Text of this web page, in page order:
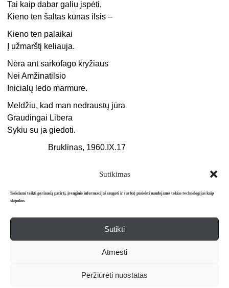
Sutikimas
Siekdami teikti geriausią patirtį, įrenginio informacijai saugoti ir (arba) pasiekti naudojame tokias technologijas kaip
slapukus.
Sutikti
Atmesti
Peržiūrėti nuostatas
Tai kaip dabar galiu įspėti,
Kieno ten šaltas kūnas ilsis –
Kieno ten palaikai
Į užmarštį keliauja.
Nėra ant sarkofago kryžiaus
Nei Amžinatilsio
Inicialų ledo marmure.
Meldžiu, kad man nedraustų jūra
Graudingai Libera
Sykiu su ja giedoti.
Bruklinas, 1960.IX.17
Apie mus Redakcija Prenumerata